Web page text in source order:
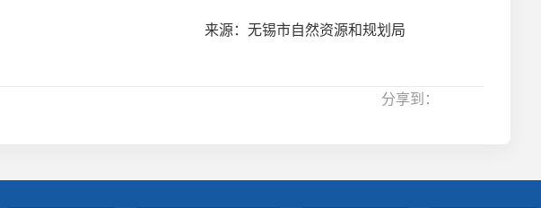
来源：无锡市自然资源和规划局
分享到：